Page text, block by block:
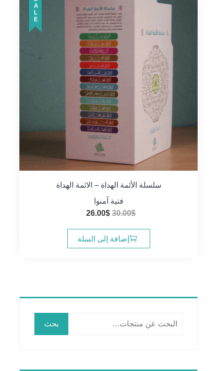
SALE
سلسلة الأئمة الهداة – الائمة الهداة
فتية آمنوا
30.00$
السعر
هو:
30.00$.
26.00$
هو:
26.00$.
إضافة إلى السلة
بحث